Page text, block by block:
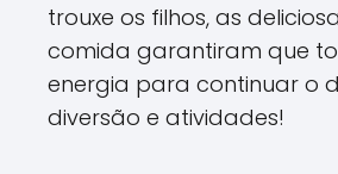
trouxe os filhos, as
comida garantiram que
energia para continuar o
diversão e atividades!